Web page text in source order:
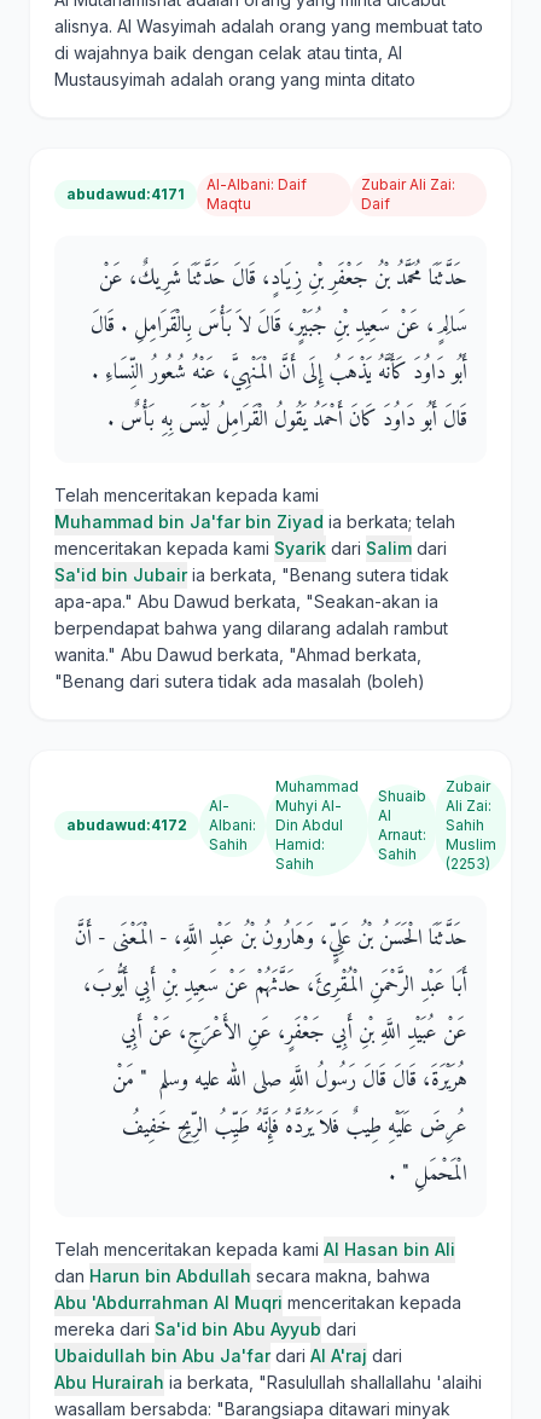
alisnya. Al Wasyimah adalah orang yang membuat tato
di wajahnya baik dengan celak atau tinta, Al
Mustausyimah adalah orang yang minta ditato
abudawud:4171
Al-Albani: Daif
Maqtu
Zubair Ali Zai:
Daif
حَدَّثَنَا مُحَمَّدُ بْنُ جَعْفَرِ بْنِ زِيَادٍ، قَالَ حَدَّثَنَا شَرِيكٌ، عَنْ
سَالِمٍ، عَنْ سَعِيدِ بْنِ جُبَيْرٍ، قَالَ لاَ بَأْسَ بِالْقَرَامِلِ ‏.‏ قَالَ
أَبُو دَاوُدَ كَأَنَّهُ يَذْهَبُ إِلَى أَنَّ الْمَنْهِيَّ، عَنْهُ شُعُورُ النِّسَاءِ ‏.‏
قَالَ أَبُو دَاوُدَ كَانَ أَحْمَدُ يَقُولُ الْقَرَامِلُ لَيْسَ بِهِ بَأْسٌ ‏.‏
Telah menceritakan kepada kami
Muhammad bin Ja'far bin Ziyad ia berkata; telah
menceritakan kepada kami Syarik dari Salim dari
Sa'id bin Jubairia berkata, "Benang sutera tidak
apa-apa." Abu Dawud berkata, "Seakan-akan ia
berpendapat bahwa yang dilarang adalah rambut
wanita." Abu Dawud berkata, "Ahmad berkata,
"Benang dari sutera tidak ada masalah (boleh)
abudawud:4172
Al-
Albani:
Sahih
Muhammad
Muhyi Al-
Din Abdul
Hamid:
Sahih
Shuaib
Al
Arnaut:
Sahih
Zubair
Ali Zai:
Sahih
Muslim
(2253)
حَدَّثَنَا الْحَسَنُ بْنُ عَلِيٍّ، وَهَارُونُ بْنُ عَبْدِ اللَّهِ، - الْمَعْنَى - أَنَّ
أَبَا عَبْدِ الرَّحْمَنِ الْمُقْرِئَ، حَدَّثَهُمْ عَنْ سَعِيدِ بْنِ أَبِي أَيُّوبَ،
عَنْ عُبَيْدِ اللَّهِ بْنِ أَبِي جَعْفَرٍ، عَنِ الأَعْرَجِ، عَنْ أَبِي
هُرَيْرَةَ، قَالَ قَالَ رَسُولُ اللَّهِ صلى الله عليه وسلم ‏ "‏ مَنْ
عُرِضَ عَلَيْهِ طِيبٌ فَلاَ يَرُدَّهُ فَإِنَّهُ طَيِّبُ الرِّيحِ خَفِيفُ
الْمَحْمَلِ ‏"‏ ‏.‏
Telah menceritakan kepada kami Al Hasan bin Ali
dan Harun bin Abdullah secara makna, bahwa
Abu 'Abdurrahman Al Muqri menceritakan kepada
mereka dari Sa'id bin Abu Ayyub dari
Ubaidullah bin Abu Ja'fardari Al A'raj dari
Abu Hurairah ia berkata, "Rasulullah shallallahu 'alaihi
wasallam bersabda: "Barangsiapa ditawari minyak